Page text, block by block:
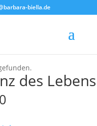
biella.de
des Lebens